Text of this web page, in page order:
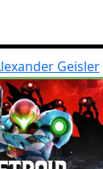
Geisler